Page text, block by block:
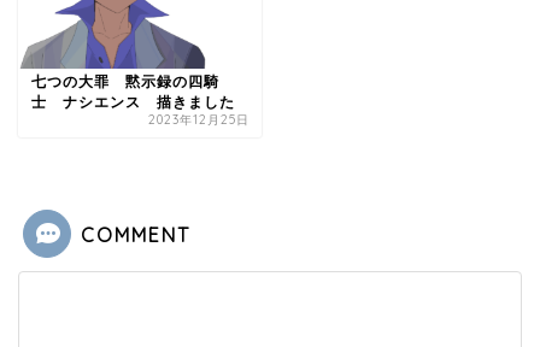
七つの大罪 黙示録の四騎
士 ナシエンス 描きました
2023年12月25日
COMMENT